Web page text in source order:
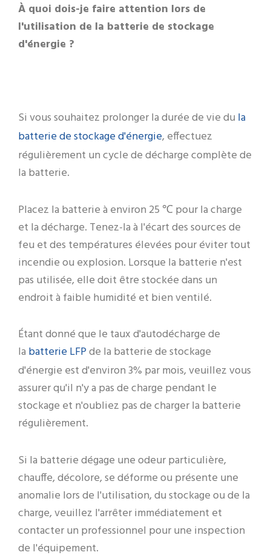
À quoi dois-je faire attention lors de
l'utilisation de la batterie de stockage
d'énergie ?
Si vous souhaitez prolonger la durée de vie du la
batterie de stockage d'énergie, effectuez
régulièrement un cycle de décharge complète de
la batterie.
Placez la batterie à environ 25 ℃ pour la charge
et la décharge. Tenez-la à l'écart des sources de
feu et des températures élevées pour éviter tout
incendie ou explosion. Lorsque la batterie n'est
pas utilisée, elle doit être stockée dans un
endroit à faible humidité et bien ventilé.
Étant donné que le taux d'autodécharge de
la batterie LFPde la batterie de stockage
d'énergie est d'environ 3% par mois, veuillez vous
assurer qu'il n'y a pas de charge pendant le
stockage et n'oubliez pas de charger la batterie
régulièrement.
Si la batterie dégage une odeur particulière,
chauffe, décolore, se déforme ou présente une
anomalie lors de l'utilisation, du stockage ou de la
charge, veuillez l'arrêter immédiatement et
contacter un professionnel pour une inspection
de l'équipement.